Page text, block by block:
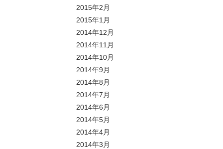
2015年2月
2015年1月
2014年12月
2014年11月
2014年10月
2014年9月
2014年8月
2014年7月
2014年6月
2014年5月
2014年4月
2014年3月